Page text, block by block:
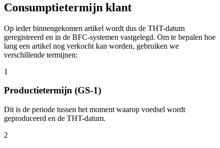
Consumptietermijn klant
Op ieder binnengekomen artikel wordt dus de THT-datum
geregistreerd en in de BFC-systemen vastgelegd. Om te bepalen hoe
lang een artikel nog verkocht kan worden, gebruiken we
verschillende termijnen:
1
Productietermijn (GS-1)
Dit is de periode tussen het moment waarop voedsel wordt
geproduceerd en de THT-datum.
2